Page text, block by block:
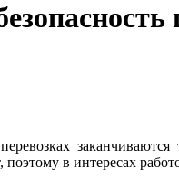
в интересах